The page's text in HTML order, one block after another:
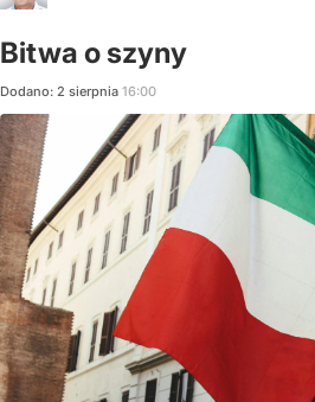
Bitwa o szyny
Dodano: 2 sierpnia 16:00